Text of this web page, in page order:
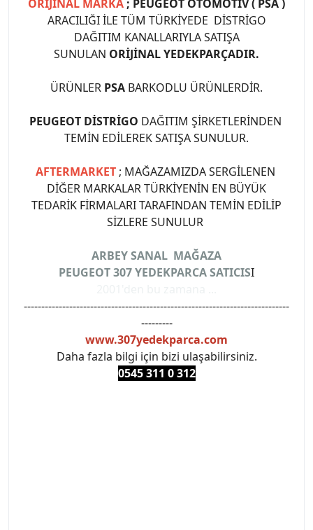
ORİJİNAL MARKA ; PEUGEOT OTOMOTİV ( PSA )
ARACILIĞI İLE TÜM TÜRKİYEDE DİSTRİGO
DAĞITIM KANALLARIYLA SATIŞA
SUNULAN ORİJİNAL YEDEKPARÇADIR.
ÜRÜNLER PSA BARKODLU ÜRÜNLERDİR.
PEUGEOT DİSTRİGO DAĞITIM ŞİRKETLERİNDEN
TEMİN EDİLEREK SATIŞA SUNULUR.
AFTERMARKET ; MAĞAZAMIZDA SERGİLENEN
DİĞER MARKALAR TÜRKİYENİN EN BÜYÜK
TEDARİK FİRMALARI TARAFINDAN TEMİN EDİLİP
SİZLERE SUNULUR
ARBEY SANAL MAĞAZA
PEUGEOT 307 YEDEKPARCA SATICISI
----------------------------------------------------------------------------
---------
www.307yedekparca.com
Daha fazla bilgi için bizi ulaşabilirsiniz.
0545 311 0 312